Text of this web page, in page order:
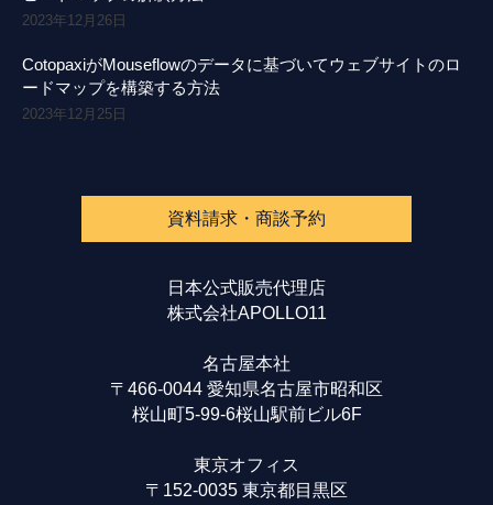
2023年12月26日
CotopaxiがMouseflowのデータに基づいてウェブサイトのロ
ードマップを構築する方法
2023年12月25日
資料請求・商談予約
日本公式販売代理店
株式会社APOLLO11
名古屋本社
〒466-0044 愛知県名古屋市昭和区
桜山町5-99-6桜山駅前ビル6F
東京オフィス
〒152-0035 東京都目黒区